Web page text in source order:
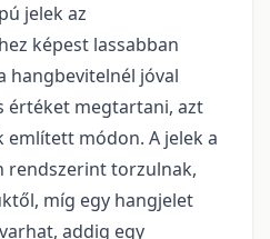
jelek az
képest lassabban
hangbevitelnél jóval
értéket megtartani, azt
említett módon. A jelek a
rendszerint torzulnak,
míg egy hangjelet
addig egy